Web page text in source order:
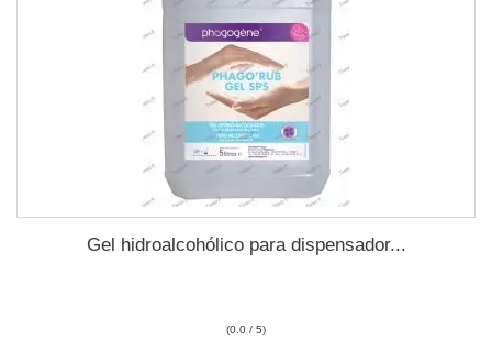
Gel hidroalcohólico para dispensador...
(0.0 / 5)